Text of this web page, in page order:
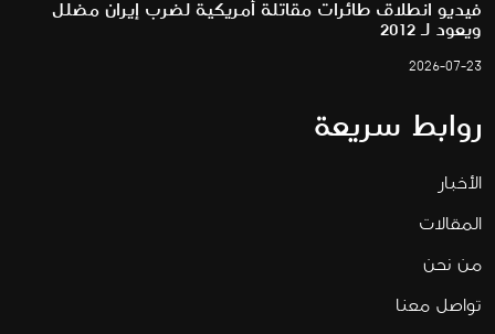
فيديو انطلاق طائرات مقاتلة أمريكية لضرب إيران مضلل
ويعود لـ 2012
2026-07-23
روابط سريعة
الأخبار
المقالات
من نحن
تواصل معنا